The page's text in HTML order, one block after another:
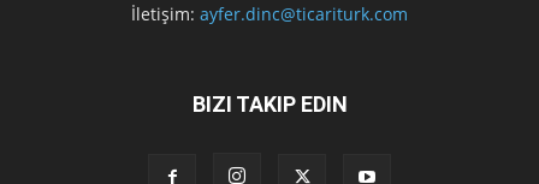
İletişim: ayfer.dinc@ticariturk.com
BIZI TAKIP EDIN